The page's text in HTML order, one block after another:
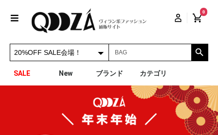
0
SALE New ブランド カテゴリ